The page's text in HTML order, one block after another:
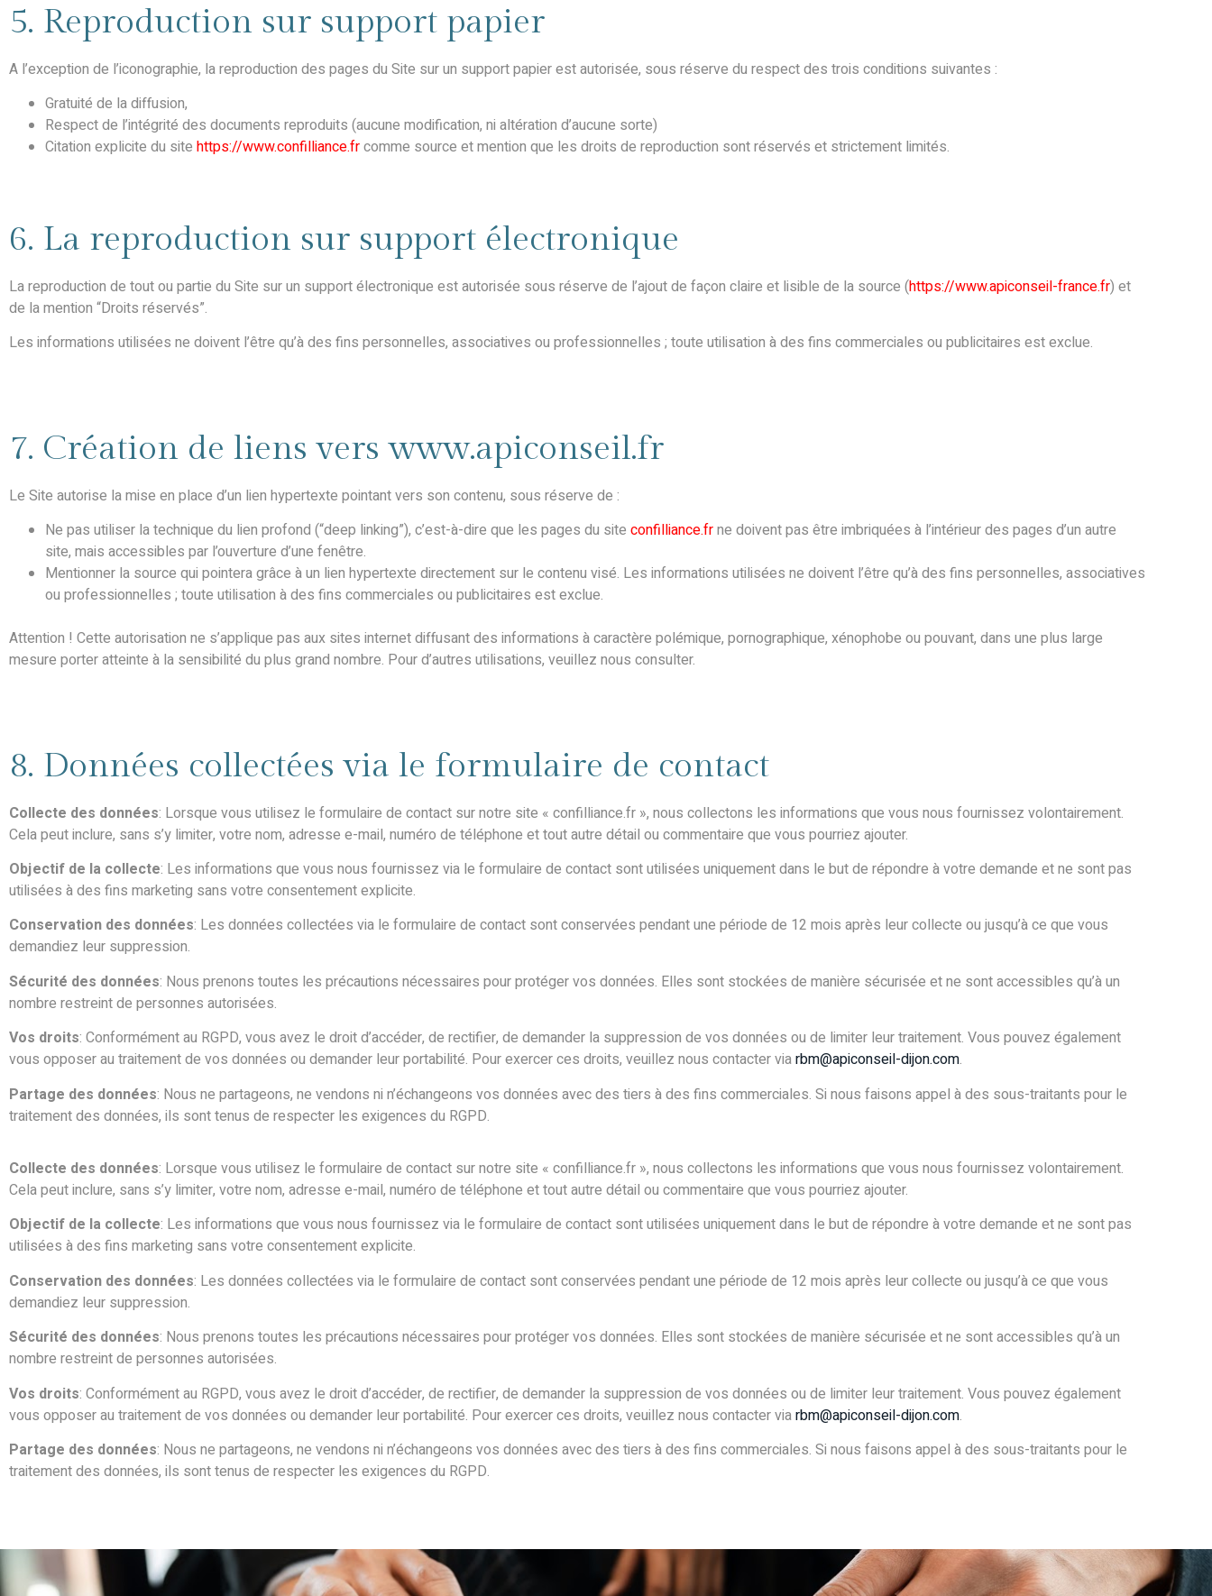
5. Reproduction sur support papier
A l’exception de l’iconographie, la reproduction des pages du Site sur un support papier est autorisée, sous réserve du respect des trois conditions suivantes :
Gratuité de la diffusion,
Respect de l’intégrité des documents reproduits (aucune modification, ni altération d’aucune sorte)
Citation explicite du site https://www.confilliance.frcomme source et mention que les droits de reproduction sont réservés et strictement limités.
6. La reproduction sur support électronique
La reproduction de tout ou partie du Site sur un support électronique est autorisée sous réserve de l’ajout de façon claire et lisible de la source (https://www.apiconseil-france.fr) et
de la mention “Droits réservés”.
Les informations utilisées ne doivent l’être qu’à des fins personnelles, associatives ou professionnelles ; toute utilisation à des fins commerciales ou publicitaires est exclue.
7. Création de liens vers www.apiconseil.fr
Le Site autorise la mise en place d’un lien hypertexte pointant vers son contenu, sous réserve de :
Ne pas utiliser la technique du lien profond (“deep linking”), c’est-à-dire que les pages du site confilliance.frne doivent pas être imbriquées à l’intérieur des pages d’un autre
site, mais accessibles par l’ouverture d’une fenêtre.
Mentionner la source qui pointera grâce à un lien hypertexte directement sur le contenu visé. Les informations utilisées ne doivent l’être qu’à des fins personnelles, associatives
ou professionnelles ; toute utilisation à des fins commerciales ou publicitaires est exclue.
Attention ! Cette autorisation ne s’applique pas aux sites internet diffusant des informations à caractère polémique, pornographique, xénophobe ou pouvant, dans une plus large
mesure porter atteinte à la sensibilité du plus grand nombre. Pour d’autres utilisations, veuillez nous consulter.
8. Données collectées via le formulaire de contact
Collecte des données: Lorsque vous utilisez le formulaire de contact sur notre site « confilliance.fr », nous collectons les informations que vous nous fournissez volontairement.
Cela peut inclure, sans s’y limiter, votre nom, adresse e-mail, numéro de téléphone et tout autre détail ou commentaire que vous pourriez ajouter.
Objectif de la collecte: Les informations que vous nous fournissez via le formulaire de contact sont utilisées uniquement dans le but de répondre à votre demande et ne sont pas
utilisées à des fins marketing sans votre consentement explicite.
Conservation des données: Les données collectées via le formulaire de contact sont conservées pendant une période de 12 mois après leur collecte ou jusqu’à ce que vous
demandiez leur suppression.
Sécurité des données: Nous prenons toutes les précautions nécessaires pour protéger vos données. Elles sont stockées de manière sécurisée et ne sont accessibles qu’à un
nombre restreint de personnes autorisées.
Vos droits: Conformément au RGPD, vous avez le droit d’accéder, de rectifier, de demander la suppression de vos données ou de limiter leur traitement. Vous pouvez également
vous opposer au traitement de vos données ou demander leur portabilité. Pour exercer ces droits, veuillez nous contacter viarbm@apiconseil-dijon.com.
Partage des données: Nous ne partageons, ne vendons ni n’échangeons vos données avec des tiers à des fins commerciales. Si nous faisons appel à des sous-traitants pour le
traitement des données, ils sont tenus de respecter les exigences du RGPD.
Collecte des données: Lorsque vous utilisez le formulaire de contact sur notre site « confilliance.fr », nous collectons les informations que vous nous fournissez volontairement.
Cela peut inclure, sans s’y limiter, votre nom, adresse e-mail, numéro de téléphone et tout autre détail ou commentaire que vous pourriez ajouter.
Objectif de la collecte: Les informations que vous nous fournissez via le formulaire de contact sont utilisées uniquement dans le but de répondre à votre demande et ne sont pas
utilisées à des fins marketing sans votre consentement explicite.
Conservation des données: Les données collectées via le formulaire de contact sont conservées pendant une période de 12 mois après leur collecte ou jusqu’à ce que vous
demandiez leur suppression.
Sécurité des données: Nous prenons toutes les précautions nécessaires pour protéger vos données. Elles sont stockées de manière sécurisée et ne sont accessibles qu’à un
nombre restreint de personnes autorisées.
Vos droits: Conformément au RGPD, vous avez le droit d’accéder, de rectifier, de demander la suppression de vos données ou de limiter leur traitement. Vous pouvez également
vous opposer au traitement de vos données ou demander leur portabilité. Pour exercer ces droits, veuillez nous contacter viarbm@apiconseil-dijon.com.
Partage des données: Nous ne partageons, ne vendons ni n’échangeons vos données avec des tiers à des fins commerciales. Si nous faisons appel à des sous-traitants pour le
traitement des données, ils sont tenus de respecter les exigences du RGPD.